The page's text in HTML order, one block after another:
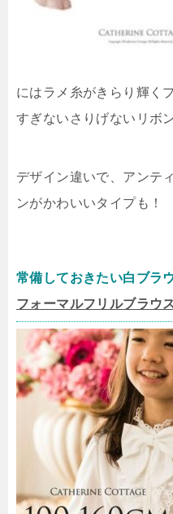
にはラメ糸がきらり輝く
すぎないさりげないリボ
デザイン違いで、アンテ
ンがかわいいタイプも！
常備しておきたい白ブラ
フォーマルフリルブラウ